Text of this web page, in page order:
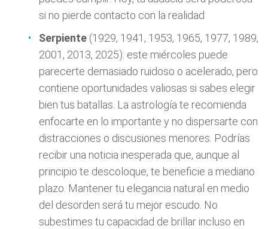
si no pierde contacto con la realidad
Serpiente (1929, 1941, 1953, 1965, 1977, 1989,
2001, 2013, 2025): este miércoles puede
parecerte demasiado ruidoso o acelerado, pero
contiene oportunidades valiosas si sabes elegir
bien tus batallas. La astrología te recomienda
enfocarte en lo importante y no dispersarte con
distracciones o discusiones menores. Podrías
recibir una noticia inesperada que, aunque al
principio te descoloque, te beneficie a mediano
plazo. Mantener tu elegancia natural en medio
del desorden será tu mejor escudo. No
subestimes tu capacidad de brillar incluso en